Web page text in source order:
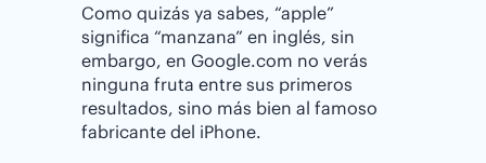
Como quizás ya sabes, “apple”
significa “manzana” en inglés, sin
embargo, en Google.com no verás
ninguna fruta entre sus primeros
resultados, sino más bien al famoso
fabricante del iPhone.